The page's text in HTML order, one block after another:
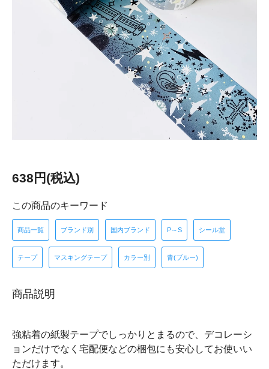
638円(税込)
この商品のキーワード
商品一覧 ブランド別 国内ブランド P～S シール堂
テープ マスキングテープ カラー別 青(ブルー)
商品説明
強粘着の紙製テープでしっかりとまるので、デコレーシ
ョンだけでなく宅配便などの梱包にも安心してお使いい
ただけます。